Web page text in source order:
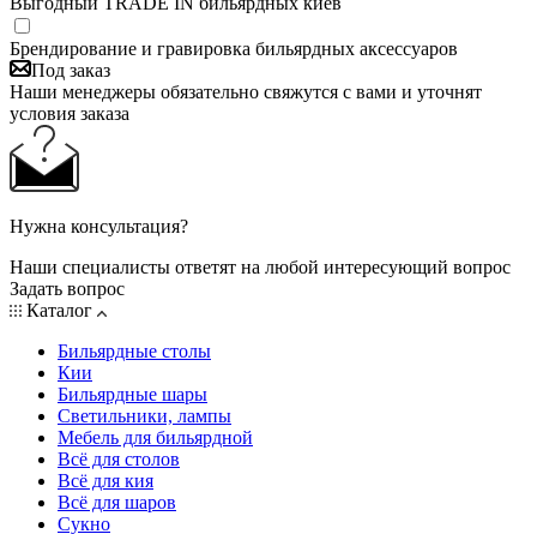
Брендирование и гравировка бильярдных аксессуаров
Под заказ
Наши менеджеры обязательно свяжутся с вами и уточнят
условия заказа
Нужна консультация?
Наши специалисты ответят на любой интересующий вопрос
Задать вопрос
Каталог
Бильярдные столы
Кии
Бильярдные шары
Светильники, лампы
Мебель для бильярдной
Всё для столов
Всё для кия
Всё для шаров
Сукно